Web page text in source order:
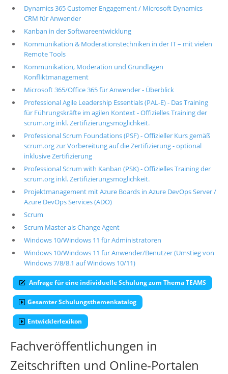
Dynamics 365 Customer Engagement / Microsoft Dynamics
CRM für Anwender
Kanban in der Softwareentwicklung
Kommunikation & Moderationstechniken in der IT – mit vielen
Remote Tools
Kommunikation, Moderation und Grundlagen
Konfliktmanagement
Microsoft 365/Office 365 für Anwender - Überblick
Professional Agile Leadership Essentials (PAL-E) - Das Training
für Führungskräfte im agilen Kontext - Offizielles Training der
scrum.org inkl. Zertifizierungsmöglichkeit.
Professional Scrum Foundations (PSF) - Offizieller Kurs gemäß
scrum.org zur Vorbereitung auf die Zertifizierung - optional
inklusive Zertifizierung
Professional Scrum with Kanban (PSK) - Offizielles Training der
scrum.org inkl. Zertifizierungsmöglichkeit.
Projektmanagement mit Azure Boards in Azure DevOps Server /
Azure DevOps Services (ADO)
Scrum
Scrum Master als Change Agent
Windows 10/Windows 11 für Administratoren
Windows 10/Windows 11 für Anwender/Benutzer (Umstieg von
Windows 7/8/8.1 auf Windows 10/11)
Anfrage für eine individuelle Schulung zum Thema TEAMS
Gesamter Schulungsthemenkatalog
Entwicklerlexikon
Fachveröffentlichungen in
Zeitschriften und Online-Portalen